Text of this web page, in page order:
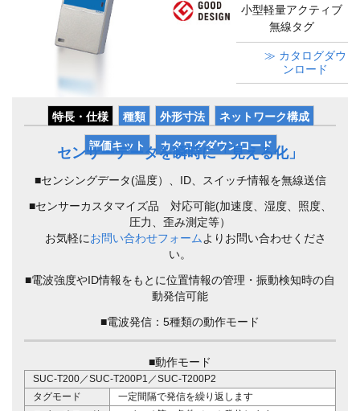
小型軽量アクティブ
無線タグ
≫ カタログダウ
ンロード
特長・仕様 種類 外形寸法 ネットワーク構成
評価キット カタログダウンロード
センサーデータを瞬時に「見える化」
■センシングデータ(温度）、ID、スイッチ情報を無線送信
■センサーカスタマイズ品 対応可能(加速度、湿度、照度、
圧力、歪み測定等）
お気軽にお問い合わせフォーム よりお問い合わせくださ
い。
■電波強度やID情報をもとに位置情報の管理・振動検知時の自
動発信可能
■電波発信：5種類の動作モード
■動作モード
SUC-T200／SUC-T200P1／SUC-T200P2
タグモード
一定間隔で発信を繰り返します